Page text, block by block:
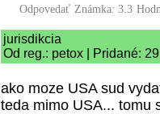
Odpovedať Známka: 3.3
jurisdikcia
Od reg.: petox | Pridané:
ako moze USA sud
teda mimo USA... tomu